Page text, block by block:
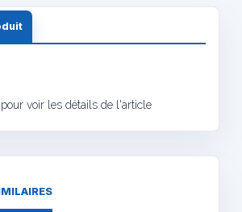
pour voir les détails de l'article